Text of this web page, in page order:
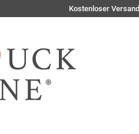
Kostenloser Versand